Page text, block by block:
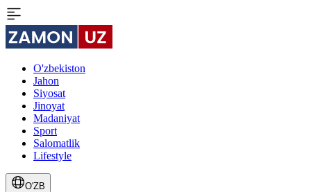
O'zbekiston
Jahon
Siyosat
Jinoyat
Madaniyat
Sport
Salomatlik
Lifestyle
O'ZB